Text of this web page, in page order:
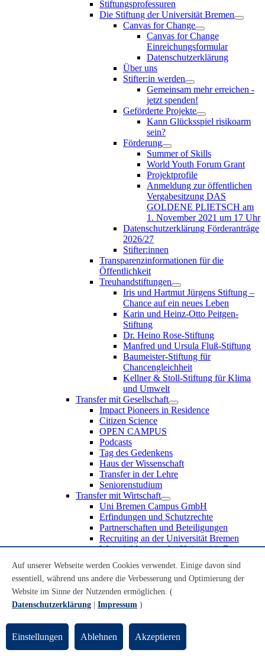
Stiftungsprofessuren
Die Stiftung der Universität Bremen
Canvas for Change
Canvas for Change
Einreichungsformular
Datenschutzerklärung
Über uns
Stifter:in werden
Gemeinsam mehr erreichen -
jetzt spenden!
Geförderte Projekte
Kann Glücksspiel risikoarm
sein?
Förderung
Summer of Skills
World Youth Forum Grant
Projektprofile
Anmeldung zur öffentlichen
Vergabesitzung DAS
GOLDENE PLIETSCH am
1. November 2021 um 17 Uhr
Datenschutzerklärung Förderanträge
2026/27
Stifter:innen
Transparenzinformationen für die
Öffentlichkeit
Treuhandstiftungen
Iris und Hartmut Jürgens Stiftung –
Chance auf ein neues Leben
Karin und Heinz-Otto Peitgen-
Stiftung
Dr. Heino Rose-Stiftung
Manfred und Ursula Fluß-Stiftung
Baumeister-Stiftung für
Chancengleichheit
Kellner & Stoll-Stiftung für Klima
und Umwelt
Transfer mit Gesellschaft
Impact Pioneers in Residence
Citizen Science
OPEN CAMPUS
Podcasts
Tag des Gedenkens
Haus der Wissenschaft
Transfer in der Lehre
Seniorenstudium
Transfer mit Wirtschaft
Uni Bremen Campus GmbH
Erfindungen und Schutzrechte
Partnerschaften und Beteiligungen
Recruiting an der Universität Bremen
Weiterbildung an der Universität Bremen
Schülerinnen und Schüler
MINT-Schnupperstudium
Schulklassen
Lehrkräfte
UniTransfer - Servicestelle für Transferaktivitäten
Transfermagazin der Universität Bremen
Auf unserer Webseite werden Cookies verwendet. Einige davon sind
essentiell, während uns andere die Verbesserung und Optimierung der
Website im Sinne der Nutzenden ermöglichen. (
Datenschutzerklärung
Impressum )
Einstellungen Ablehnen Akzeptieren